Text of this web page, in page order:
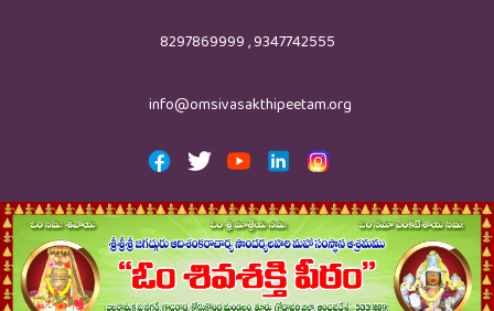
8297869999 , 9347742555
info@omsivasakthipeetam.org